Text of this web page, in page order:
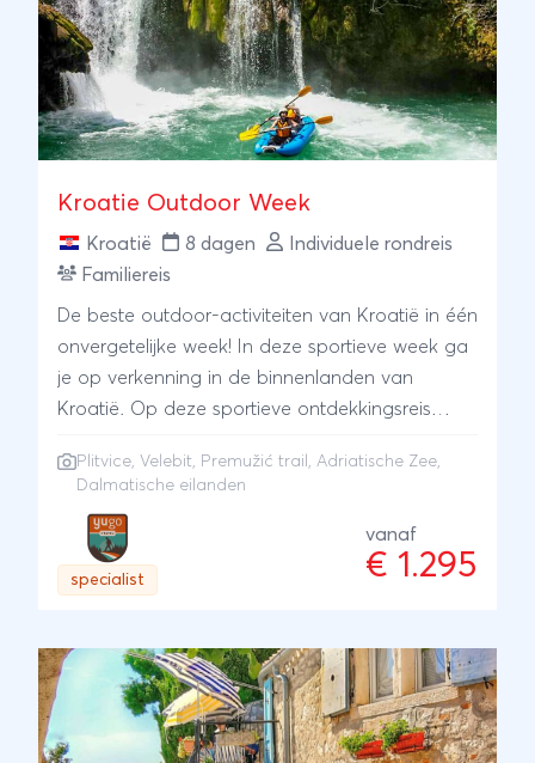
Kroatie Outdoor Week
Kroatië 8 dagen
Individuele rondreis
Familiereis
De beste outdoor-activiteiten van Kroatië in één
onvergetelijke week! In deze sportieve week ga
je op verkenning in de binnenlanden van
Kroatië. Op deze sportieve ontdekkingsreis
heeft op het gebied van buitensport verenigd.
sportief hoogtepunt op zichzelf. Een natuurlijk
hebben we rekening gehouden met de zomerse
warmte; bijna alle activiteiten vinden op of in
gezinsvriendelijk en geschikt voor sportieve
koppels en gezinnen met kinderen vanaf 9
jaar.We nemen je mee naar twee nationale
parken; de watervallen van Plitvice en de
Plitvice, Velebit, Premužić trail, Adriatische Zee,
Dalmatische eilanden
specialist
vanaf
€ 1.295